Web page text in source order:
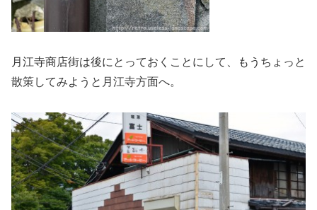
月江寺商店街は後にとっておくことにして、もうちょっと
散策してみようと月江寺方面へ。